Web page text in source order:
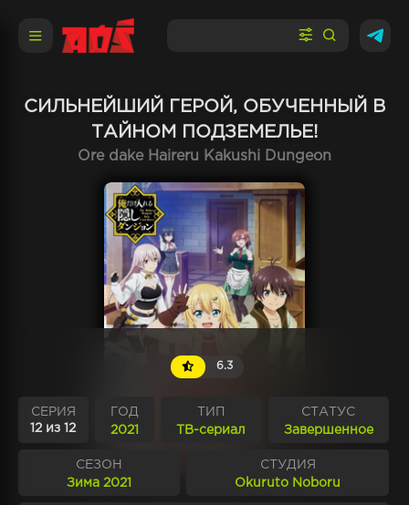
СИЛЬНЕЙШИЙ ГЕРОЙ, ОБУЧЕННЫЙ В
ТАЙНОМ ПОДЗЕМЕЛЬЕ!
Ore dake Haireru Kakushi Dungeon
6.3
СЕРИЯ
12 из 12
ГОД
2021
ТИП
ТВ-сериал
СТАТУС
Завершенное
СЕЗОН
Зима 2021
СТУДИЯ
Okuruto Noboru